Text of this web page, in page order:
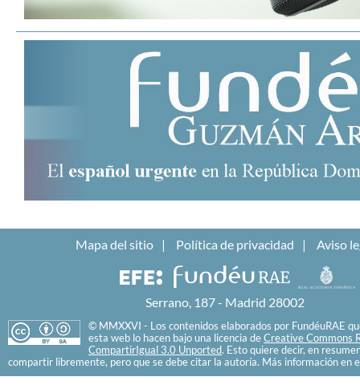
Mapa del sitio Política de privacidad Aviso
Serrano, 187 - Madrid 28002
© MMXXVI - Los contenidos elaborados por FundéuRAE
esta web lo hacen bajo una licencia de Creative Commons
CompartirIgual 3.0 Unported. Esto quiere decir, en
compartir libremente, pero que se debe citar la autoría. Más información en